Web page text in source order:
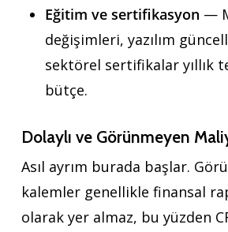
Eğitim ve sertifikasyon —
değişimleri, yazılım
sektörel sertifikalar yıllık
bütçe.
Dolaylı ve Görünmeyen
Asıl ayrım burada başlar.
kalemler genellikle finansal
olarak yer almaz, bu yüzden